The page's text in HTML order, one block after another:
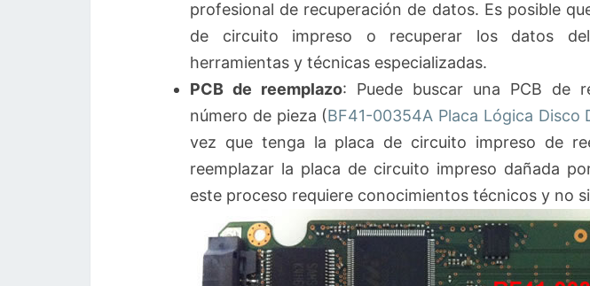
DAÑA?
profesional de recuperación de datos. Es posible
de circuito impreso o recuperar los datos
herramientas y técnicas especializadas.
PCB de reemplazo: Puede buscar una PCB de
número de pieza (BF41-00354A Placa Lógica Disco
vez que tenga la placa de circuito impreso de
reemplazar la placa de circuito impreso dañada
este proceso requiere conocimientos técnicos y no